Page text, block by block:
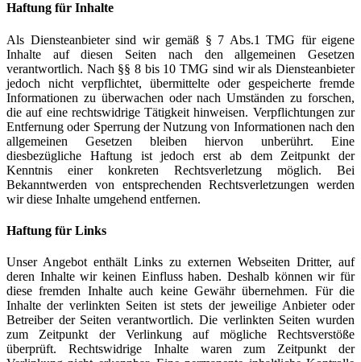
Haftung für Inhalte
Als Diensteanbieter sind wir gemäß § 7 Abs.1 TMG für eigene
Inhalte auf diesen Seiten nach den allgemeinen Gesetzen
verantwortlich. Nach §§ 8 bis 10 TMG sind wir als Diensteanbieter
jedoch nicht verpflichtet, übermittelte oder gespeicherte fremde
Informationen zu überwachen oder nach Umständen zu forschen,
die auf eine rechtswidrige Tätigkeit hinweisen. Verpflichtungen zur
Entfernung oder Sperrung der Nutzung von Informationen nach den
allgemeinen Gesetzen bleiben hiervon unberührt. Eine
diesbezügliche Haftung ist jedoch erst ab dem Zeitpunkt der
Kenntnis einer konkreten Rechtsverletzung möglich. Bei
Bekanntwerden von entsprechenden Rechtsverletzungen werden
wir diese Inhalte umgehend entfernen.
Haftung für Links
Unser Angebot enthält Links zu externen Webseiten Dritter, auf
deren Inhalte wir keinen Einfluss haben. Deshalb können wir für
diese fremden Inhalte auch keine Gewähr übernehmen. Für die
Inhalte der verlinkten Seiten ist stets der jeweilige Anbieter oder
Betreiber der Seiten verantwortlich. Die verlinkten Seiten wurden
zum Zeitpunkt der Verlinkung auf mögliche Rechtsverstöße
überprüft. Rechtswidrige Inhalte waren zum Zeitpunkt der